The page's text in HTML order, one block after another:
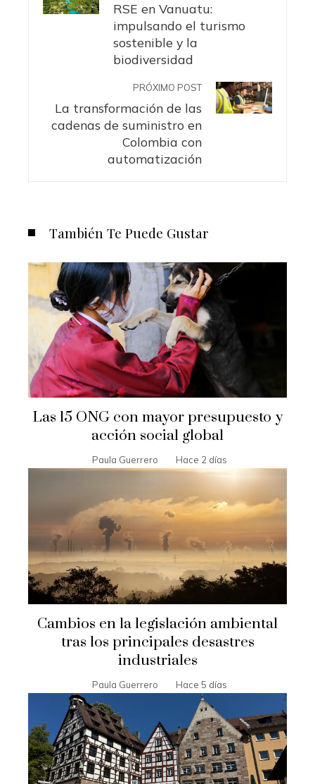
RSE en Vanuatu:
impulsando el turismo
sostenible y la
biodiversidad
PRÓXIMO POST
La transformación de las
cadenas de suministro en
Colombia con
automatización
También Te Puede Gustar
Las 15 ONG con mayor presupuesto y
acción social global
Paula Guerrero Hace 2 días
Cambios en la legislación ambiental
tras los principales desastres
industriales
Paula Guerrero Hace 5 días